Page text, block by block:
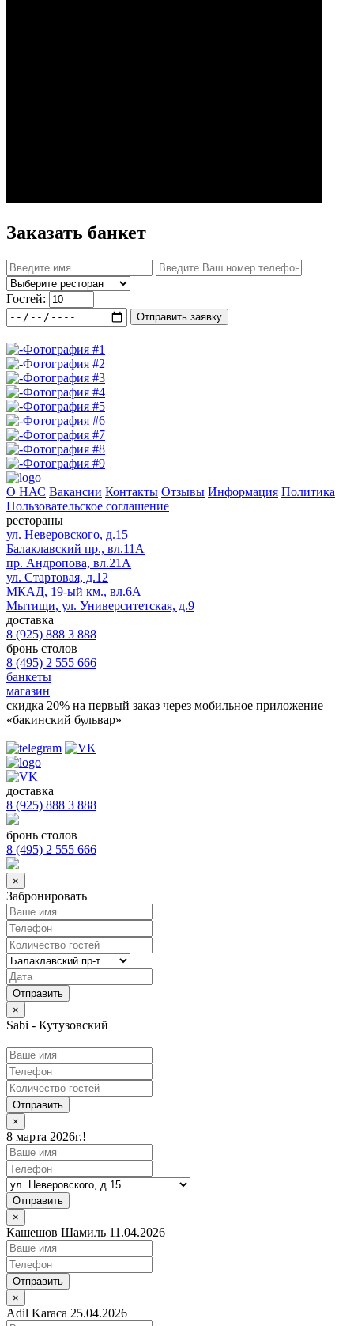
Заказать банкет
Гостей:
Отправить заявку
О НАС Вакансии Контакты Отзывы Информация Политика
Пользовательское соглашение
рестораны
ул. Неверовского, д.15
Балаклавский пр., вл.11А
пр. Андропова, вл.21А
ул. Стартовая, д.12
МКАД, 19-ый км., вл.6А
Мытищи, ул. Университетская, д.9
доставка
8 (925) 888 3 888
бронь столов
8 (495) 2 555 666
банкеты
магазин
скидка 20% на первый заказ через мобильное приложение
«бакинский бульвар»
доставка
8 (925) 888 3 888
бронь столов
8 (495) 2 555 666
×
Забронировать
×
Sabi - Кутузовский
Отправить
×
8 марта 2026г.!
Отправить
×
Кашешов Шамиль 11.04.2026
Отправить
×
Adil Karaca 25.04.2026